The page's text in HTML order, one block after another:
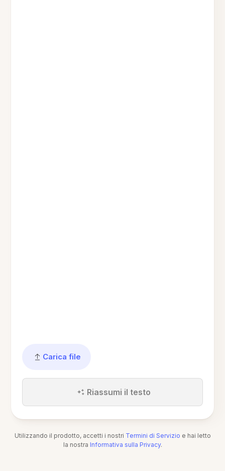
Carica file
Riassumi il testo
Utilizzando il prodotto, accetti i nostri Termini di Servizio e hai letto
la nostra Informativa sulla Privacy.